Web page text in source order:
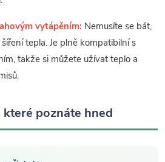
vytápěním: Nemusíte se bát,
tepla. Je plně kompatibilní s
takže si můžete užívat teplo a
poznáte hned